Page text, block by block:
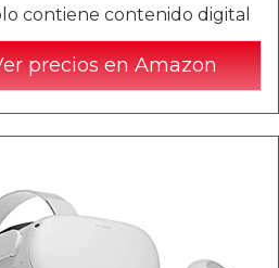
contiene contenido digital
precios en Amazon